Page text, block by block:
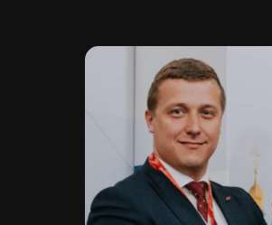
БИК 044525104
Банк ООО "Банк Точка"